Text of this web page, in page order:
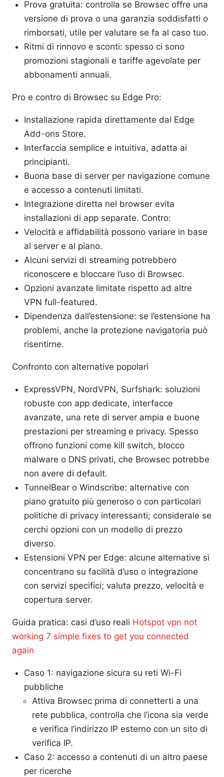
Prova gratuita: controlla se Browsec offre una
versione di prova o una garanzia soddisfatti o
rimborsati, utile per valutare se fa al caso tuo.
Ritmi di rinnovo e sconti: spesso ci sono
promozioni stagionali e tariffe agevolate per
abbonamenti annuali.
Pro e contro di Browsec su Edge Pro:
Installazione rapida direttamente dal Edge
Add-ons Store.
Interfaccia semplice e intuitiva, adatta ai
principianti.
Buona base di server per navigazione comune
e accesso a contenuti limitati.
Integrazione diretta nel browser evita
installazioni di app separate. Contro:
Velocità e affidabilità possono variare in base
al server e al piano.
Alcuni servizi di streaming potrebbero
riconoscere e bloccare l’uso di Browsec.
Opzioni avanzate limitate rispetto ad altre
VPN full-featured.
Dipendenza dall’estensione: se l’estensione ha
problemi, anche la protezione navigatoria può
risentirne.
Confronto con alternative popolari
ExpressVPN, NordVPN, Surfshark: soluzioni
robuste con app dedicate, interfacce
avanzate, una rete di server ampia e buone
prestazioni per streaming e privacy. Spesso
offrono funzioni come kill switch, blocco
malware o DNS privati, che Browsec potrebbe
non avere di default.
TunnelBear o Windscribe: alternative con
piano gratuito più generoso o con particolari
politiche di privacy interessanti; considerale se
cerchi opzioni con un modello di prezzo
diverso.
Estensioni VPN per Edge: alcune alternative si
concentrano su facilità d’uso o integrazione
con servizi specifici; valuta prezzo, velocità e
copertura server.
Guida pratica: casi d’uso reali Hotspot vpn not
working 7 simple fixes to get you connected
again
Caso 1: navigazione sicura su reti Wi-Fi
pubbliche
Attiva Browsec prima di connetterti a una
rete pubblica, controlla che l’icona sia verde
e verifica l’indirizzo IP esterno con un sito di
verifica IP.
Caso 2: accesso a contenuti di un altro paese
per ricerche